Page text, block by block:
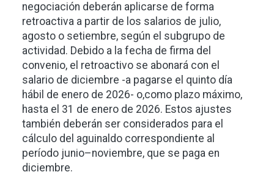
negociación deberán aplicarse de forma
retroactiva a partir de los salarios de julio,
agosto o setiembre, según el subgrupo de
actividad. Debido a la fecha de firma del
convenio, el retroactivo se abonará con el
salario de diciembre -a pagarse el quinto día
hábil de enero de 2026- o,como plazo máximo,
hasta el 31 de enero de 2026. Estos ajustes
también deberán ser considerados para el
cálculo del aguinaldo correspondiente al
período junio–noviembre, que se paga en
diciembre.